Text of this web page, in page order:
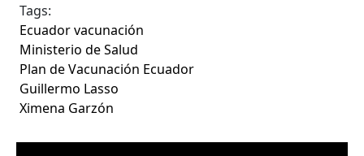
Tags:
Ecuador vacunación
Ministerio de Salud
Plan de Vacunación Ecuador
Guillermo Lasso
Ximena Garzón